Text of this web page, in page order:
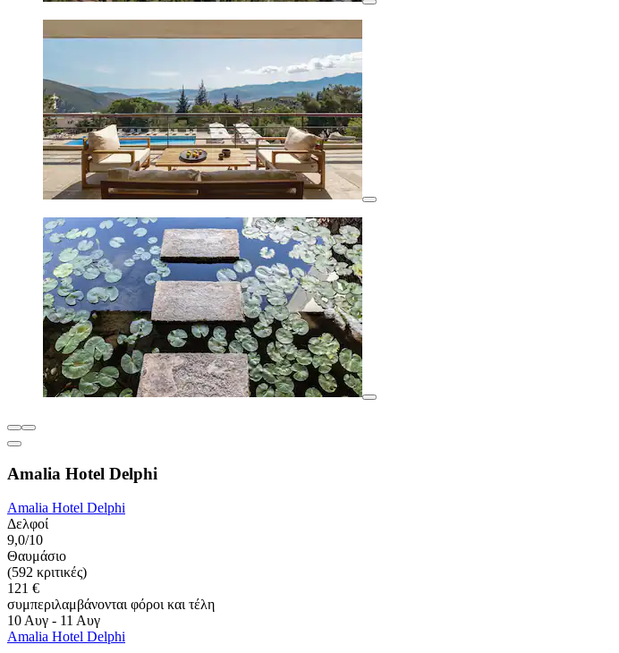
Amalia Hotel Delphi
Amalia Hotel Delphi
Δελφοί
9,0/10
Θαυμάσιο
(592 κριτικές)
121 €
συμπεριλαμβάνονται φόροι και τέλη
10 Αυγ - 11 Αυγ
Amalia Hotel Delphi